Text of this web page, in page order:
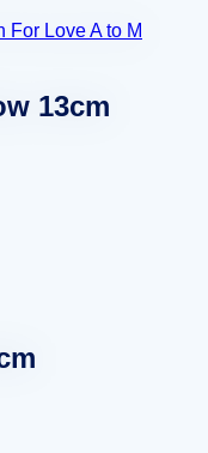
For Love A to M
13cm